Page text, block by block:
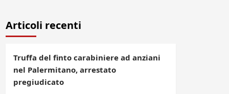
Articoli recenti
Truffa del finto carabiniere ad anziani
nel Palermitano, arrestato
pregiudicato